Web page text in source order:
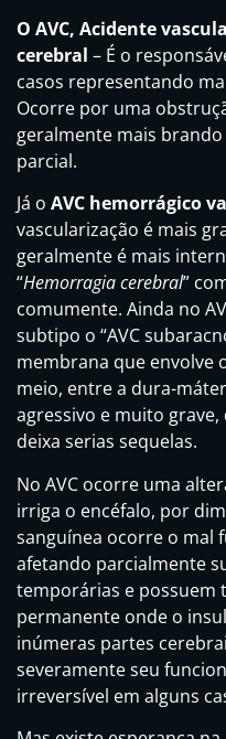
O AVC, Acidente
cerebral – É o
casos representando
Ocorre por uma
geralmente mais
parcial.
Já o AVC hemorrágico
vascularização é mais
geralmente é mais
“Hemorragia cerebral”
comumente. Ainda no
subtipo o “AVC
membrana que envolve
meio, entre a dura-
agressivo e muito
deixa serias sequelas.
No AVC ocorre uma
irriga o encéfalo, por
sanguínea ocorre o mal
afetando parcialmente
temporárias e possuem
permanente onde o
inúmeras partes
severamente seu
irreversível em alguns